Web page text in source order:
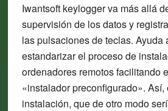
Iwantsoft keylogger va más allá
supervisión de los datos y
las pulsaciones de teclas. Ayuda
estandarizar el proceso de
ordenadores remotos facilitando
«instalador preconfigurado». Así,
instalación, que de otro modo